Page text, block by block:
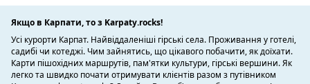
Якщо в Карпати, то з Karpaty.rocks!
Усі курорти Карпат. Найвіддаленіші гірські села. Проживання у готелі,
садибі чи котеджі. Чим зайнятись, що цікавого побачити, як доїхати.
Карти пішохідних маршрутів, пам'ятки культури, гірські вершини. Як
легко та швидко почати отримувати клієнтів разом з путівником